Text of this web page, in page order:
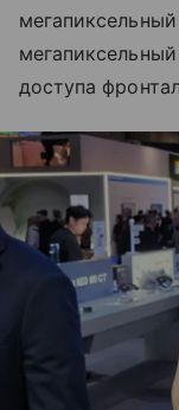
доступа